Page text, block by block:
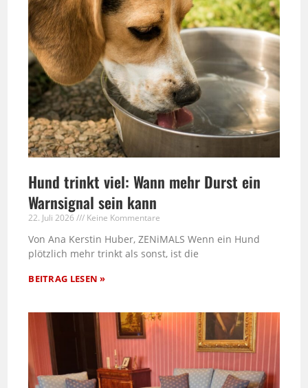
Hund trinkt viel: Wann mehr Durst ein
Warnsignal sein kann
22. Juli 2026 Keine Kommentare
Von Ana Kerstin Huber, ZENiMALS Wenn ein Hund
plötzlich mehr trinkt als sonst, ist die
BEITRAG LESEN »